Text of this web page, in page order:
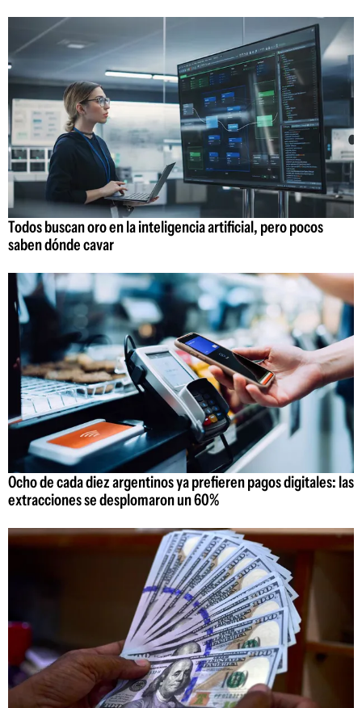
Todos buscan oro en la inteligencia artificial, pero pocos
saben dónde cavar
Ocho de cada diez argentinos ya prefieren pagos digitales: las
extracciones se desplomaron un 60%